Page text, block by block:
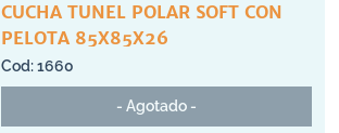
CUCHA TUNEL POLAR SOFT CON
PELOTA 85X85X26
1660
- Agotado -